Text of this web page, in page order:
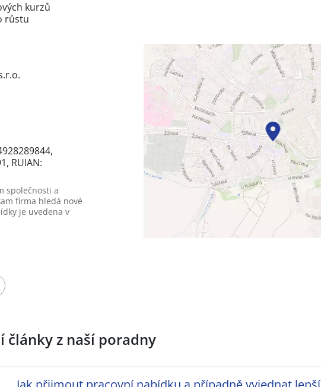
kurzů
růstu
RUIAN:
společnosti a
firma hledá nové
je uvedena v
články z naší poradny